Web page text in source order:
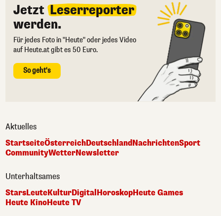
Jetzt Leserreporter
werden.
Für jedes Foto in "Heute" oder jedes Video
auf Heute.at gibt es 50 Euro.
So geht's
Aktuelles
StartseiteÖsterreichDeutschlandNachrichtenSport
CommunityWetterNewsletter
Unterhaltsames
StarsLeuteKulturDigital HoroskopHeute Games
Heute KinoHeute TV